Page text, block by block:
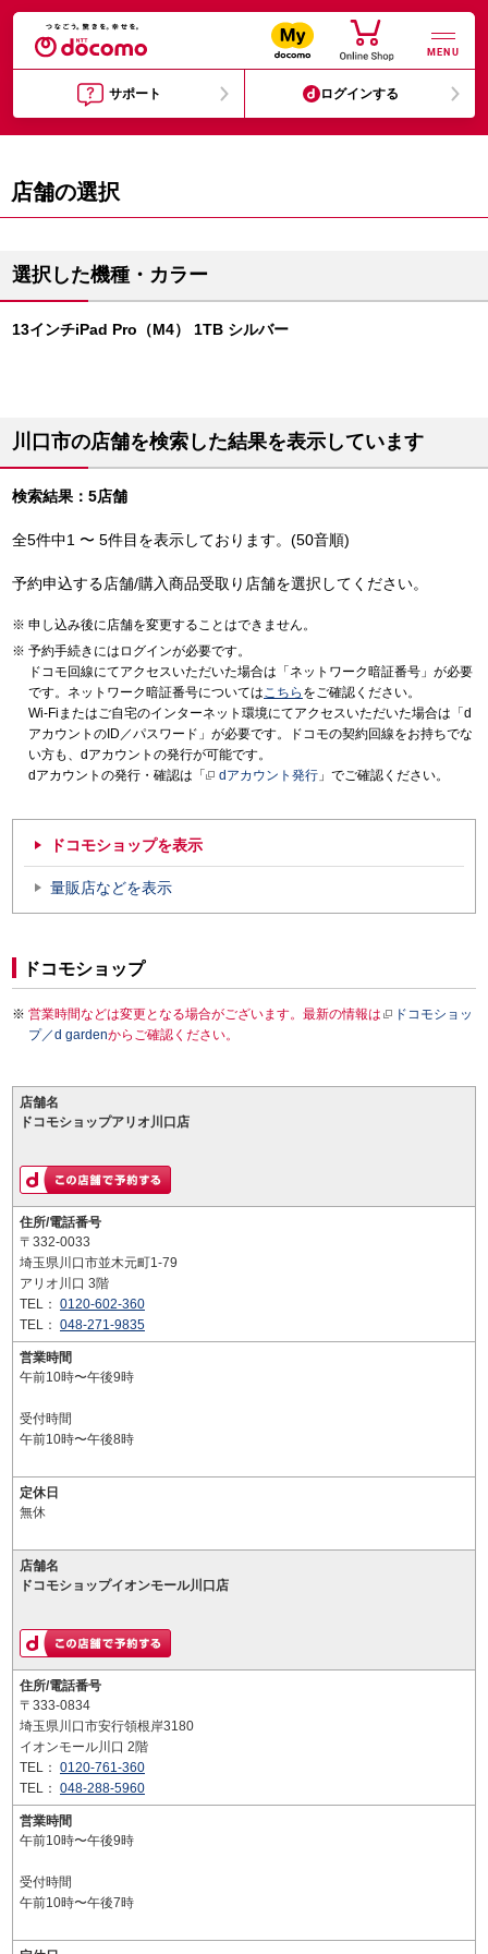
MENU
サポート ログインする
店舗の選択
選択した機種・カラー
13インチiPad Pro（M4） 1TB シルバー
川口市の店舗を検索した結果を表示しています
検索結果：5店舗
全5件中1 〜 5件目を表示しております。(50音順)
予約申込する店舗/購入商品受取り店舗を選択してください。
申し込み後に店舗を変更することはできません。
予約手続きにはログインが必要です。
ドコモ回線にてアクセスいただいた場合は「ネットワーク暗証番号」が必要
です。ネットワーク暗証番号についてはこちら をご確認ください。
Wi-Fiまたはご自宅のインターネット環境にてアクセスいただいた場合は「d
アカウントのID／パスワード」が必要です。ドコモの契約回線をお持ちでな
い方も、dアカウントの発行が可能です。
dアカウントの発行・確認は「
dアカウント発行 」でご確認ください。
ドコモショップを表示
量販店などを表示
ドコモショップ
営業時間などは変更となる場合がございます。最新の情報は
ドコモショッ
プ／d gardenからご確認ください。
店舗名
ドコモショップアリオ川口店
住所/電話番号
〒332-0033
埼玉県川口市並木元町1-79
アリオ川口 3階
TEL： 0120-602-360
TEL： 048-271-9835
営業時間
午前10時〜午後9時
受付時間
午前10時〜午後8時
定休日
無休
店舗名
ドコモショップイオンモール川口店
住所/電話番号
〒333-0834
埼玉県川口市安行領根岸3180
イオンモール川口 2階
TEL： 0120-761-360
TEL： 048-288-5960
営業時間
午前10時〜午後9時
受付時間
午前10時〜午後7時